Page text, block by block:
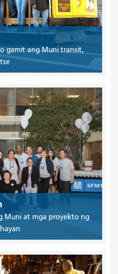
gamit ang Muni transit,
Muni at mga proyekto ng